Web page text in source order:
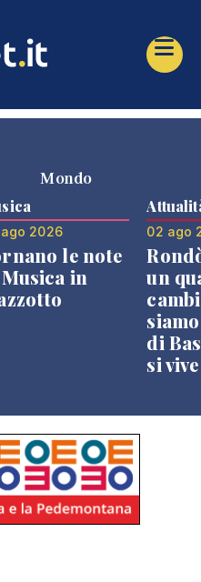
Mondo
2026
le note
in
02 ago
un
di
si